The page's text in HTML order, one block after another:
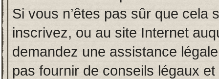
Si vous n’êtes pas sûr que cela
inscrivez, ou au site Internet
demandez une assistance
pas fournir de conseils légaux